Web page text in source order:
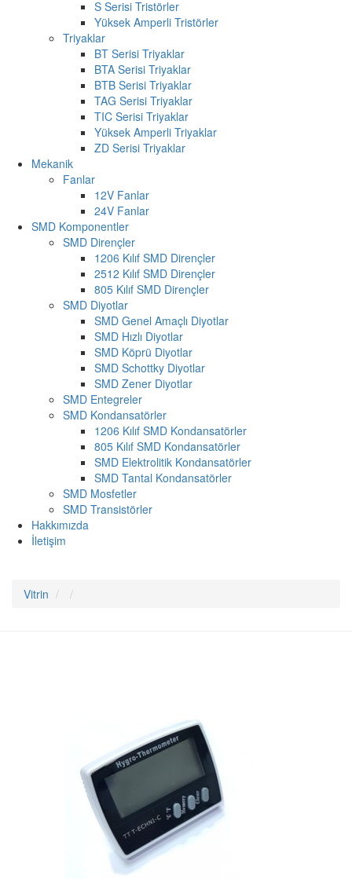
S Serisi Tristörler
Yüksek Amperli Tristörler
Triyaklar
BT Serisi Triyaklar
BTA Serisi Triyaklar
BTB Serisi Triyaklar
TAG Serisi Triyaklar
TIC Serisi Triyaklar
Yüksek Amperli Triyaklar
ZD Serisi Triyaklar
Mekanik
Fanlar
12V Fanlar
24V Fanlar
SMD Komponentler
SMD Dirençler
1206 Kılıf SMD Dirençler
2512 Kılıf SMD Dirençler
805 Kılıf SMD Dirençler
SMD Diyotlar
SMD Genel Amaçlı Diyotlar
SMD Hızlı Diyotlar
SMD Köprü Diyotlar
SMD Schottky Diyotlar
SMD Zener Diyotlar
SMD Entegreler
SMD Kondansatörler
1206 Kılıf SMD Kondansatörler
805 Kılıf SMD Kondansatörler
SMD Elektrolitik Kondansatörler
SMD Tantal Kondansatörler
SMD Mosfetler
SMD Transistörler
Hakkımızda
İletişim
Vitrin